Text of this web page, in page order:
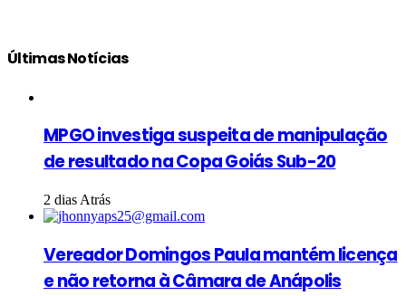
Últimas Notícias
MPGO investiga suspeita de manipulação
de resultado na Copa Goiás Sub-20
2 dias Atrás
Vereador Domingos Paula mantém licença
e não retorna à Câmara de Anápolis